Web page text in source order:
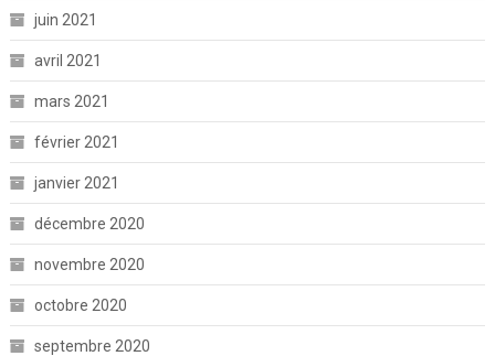
juin 2021
avril 2021
mars 2021
février 2021
janvier 2021
décembre 2020
novembre 2020
octobre 2020
septembre 2020